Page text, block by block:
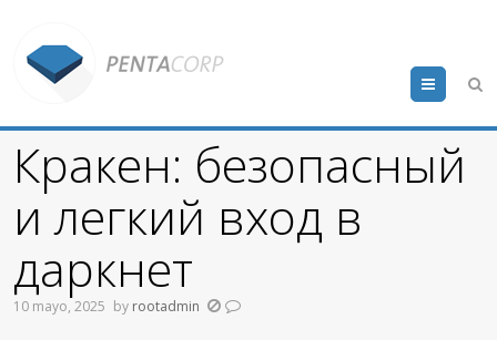
Menu
Кракен: безопасный
и легкий вход в
даркнет
10 mayo, 2025 by rootadmin